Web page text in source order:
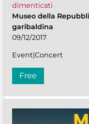
dimenticati
Museo della
garibaldina
09/12/2017
Event|Concert
Free